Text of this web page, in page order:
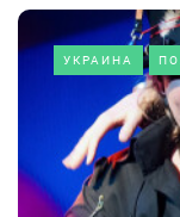
УКРАИНА